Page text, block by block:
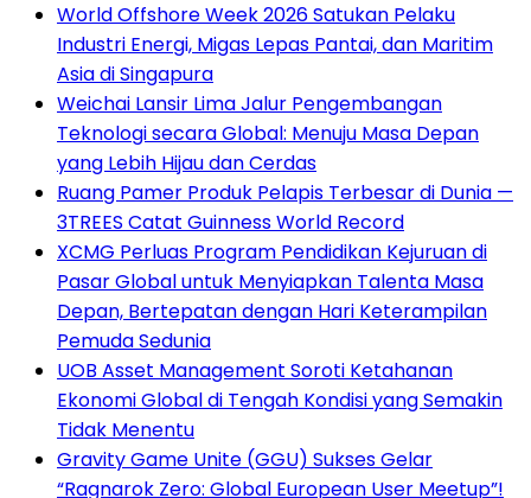
World Offshore Week 2026 Satukan Pelaku
Industri Energi, Migas Lepas Pantai, dan Maritim
Asia di Singapura
Weichai Lansir Lima Jalur Pengembangan
Teknologi secara Global: Menuju Masa Depan
yang Lebih Hijau dan Cerdas
Ruang Pamer Produk Pelapis Terbesar di Dunia —
3TREES Catat Guinness World Record
XCMG Perluas Program Pendidikan Kejuruan di
Pasar Global untuk Menyiapkan Talenta Masa
Depan, Bertepatan dengan Hari Keterampilan
Pemuda Sedunia
UOB Asset Management Soroti Ketahanan
Ekonomi Global di Tengah Kondisi yang Semakin
Tidak Menentu
Gravity Game Unite (GGU) Sukses Gelar
“Ragnarok Zero: Global European User Meetup”!